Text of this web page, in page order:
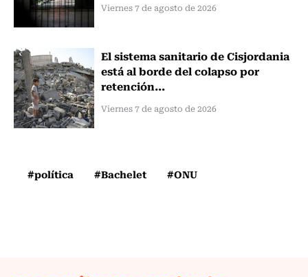
Viernes 7 de agosto de 2026
El sistema sanitario de Cisjordania
está al borde del colapso por
retención...
Viernes 7 de agosto de 2026
#política #Bachelet #ONU